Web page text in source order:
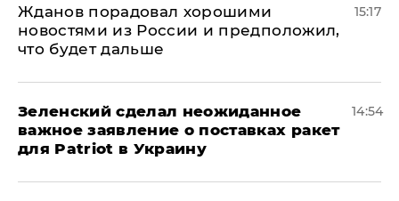
Жданов порадовал хорошими
новостями из России и предположил,
что будет дальше
15:17
Зеленский сделал неожиданное
важное заявление о поставках ракет
для Patriot в Украину
14:54